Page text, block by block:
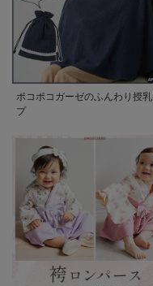
ポコポコガーゼのふんわり授
プ